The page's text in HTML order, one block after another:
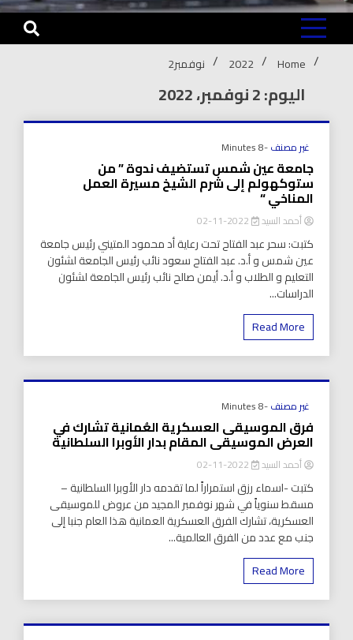
Home
2022 نوفمبر2
اليوم: 2 نوفمبر، 2022
غير مصنف-8 Minutes
جامعة عين شمس تستضيف ندوة ” من
ستوكهولم إلى شرم الشيخ مسيرة العمل
المناخي “
أحمد السيد
كتبت: سحر عبد الفتاح تحت رعاية أد محمود المتيني رئيس جامعة
عين شمس و أ.د. عبد الفتاح سعود نائب رئيس الجامعة لشئون
التعليم و الطلاب و أ.د. أيمن صالح نائب رئيس الجامعة لشئون
الدراسات...
Read More
غير مصنف-8 Minutes
فرق الموسيقى العسكرية العُمانية تشارك في
العرض الموسيقى المقام بدار الأوبرا السلطانية
أحمد السيد
كتبت -اسماء رزق استمراراً لما تقدمه دار الأوبرا السلطانية –
مسقط سنوياً في شهر نوفمبر المجيد من عروض للموسيقى
العسكرية، تشارك الفرق العسكرية العمانية هذا العام جنبا إلى
جنب مع عدد من الفرق العالمية...
Read More